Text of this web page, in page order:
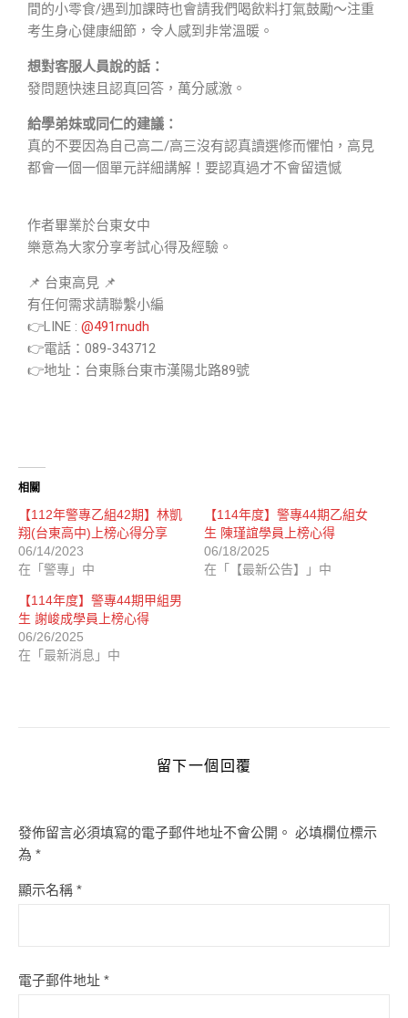
間的小零食/遇到加課時也會請我們喝飲料打氣鼓勵～注重
考生身心健康細節，令人感到非常溫暖。
想對客服人員說的話：
發問題快速且認真回答，萬分感激。
給學弟妹或同仁的建議：
真的不要因為自己高二/高三沒有認真讀選修而懼怕，高見
都會一個一個單元詳細講解！要認真過才不會留遺憾
作者畢業於台東女中
樂意為大家分享考試心得及經驗。
📌 台東高見 📌
有任何需求請聯繫小編
👉LINE : @491rnudh
👉電話：089-343712
👉地址：台東縣台東市漢陽北路89號
相關
【112年警專乙組42期】林凱
翔(台東高中)上榜心得分享
06/14/2023
在「警專」中
【114年度】警專44期乙組女
生 陳瑾誼學員上榜心得
06/18/2025
在「【最新公告】」中
【114年度】警專44期甲組男
生 謝峻成學員上榜心得
06/26/2025
在「最新消息」中
留下一個回覆
發佈留言必須填寫的電子郵件地址不會公開。 必填欄位標示
為 *
顯示名稱 *
電子郵件地址 *